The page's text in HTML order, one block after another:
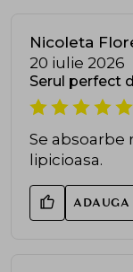
Nicoleta
20 iulie 2026
Serul perfect
Se absoarbe
lipicioasa.
ADAUGA